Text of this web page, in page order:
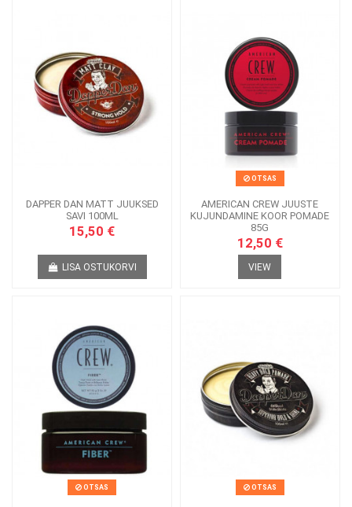
DAPPER DAN MATT JUUKSED
SAVI 100ML
15,50 €
LISA OSTUKORVI
OTSAS
AMERICAN CREW JUUSTE
KUJUNDAMINE KOOR POMADE
85G
12,50 €
VIEW
OTSAS OTSAS